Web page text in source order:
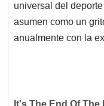
universal del
asumen como un
anualmente con la